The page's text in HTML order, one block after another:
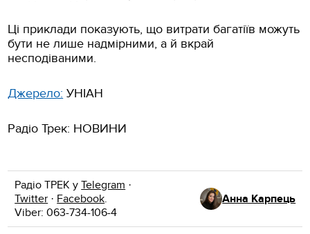
Ці приклади показують, що витрати багатіїв можуть
бути не лише надмірними, а й вкрай
несподіваними.
Джерело: УНІАН
Радіо Трек: НОВИНИ
Радіо ТРЕК уTelegram ·
Twitter · Facebook.
Viber: 063-734-106-4
Анна Карпець